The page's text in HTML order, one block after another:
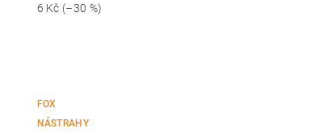
6 Kč (–30 %)
FOX
NÁSTRAHY